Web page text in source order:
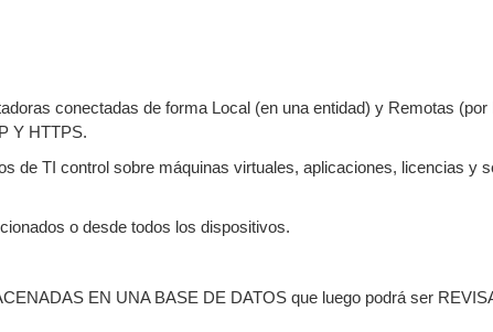
conectadas de forma Local (en una entidad) y Remotas
Y HTTPS.
TI control sobre máquinas virtuales, aplicaciones, licencias y
o desde todos los dispositivos.
EN UNA BASE DE DATOS que luego podrá ser